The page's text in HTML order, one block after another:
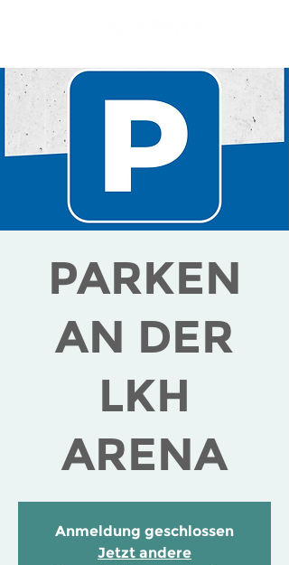
PARKEN
AN DER
LKH
ARENA
Anmeldung geschlossen
Jetzt andere